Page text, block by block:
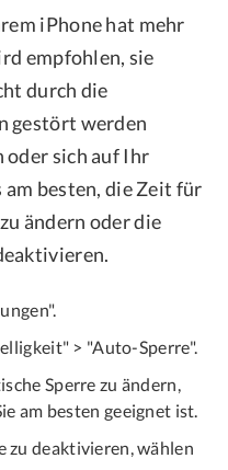
iPhone hat mehr
empfohlen, sie
durch die
gestört werden
oder sich auf Ihr
besten, die Zeit für
ändern oder die
> "Auto-Sperre".
Sperre zu ändern,
am besten geeignet ist.
zu deaktivieren, wählen